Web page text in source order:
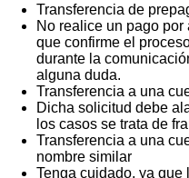
Transferencia de
No realice un pago
que confirme el
durante la
alguna duda.
Transferencia a una
Dicha solicitud debe
los casos se trata de
Transferencia a una
nombre similar
Tenga cuidado, ya